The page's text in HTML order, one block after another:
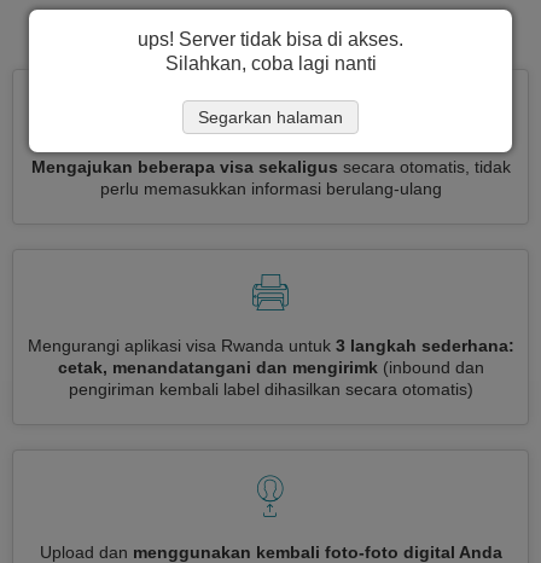
untuk visa ke Rwanda
Mengajukan beberapa visa sekaligus secara otomatis, tidak
perlu memasukkan informasi berulang-ulang
Mengurangi aplikasi visa Rwanda untuk 3 langkah sederhana:
cetak, menandatangani dan mengirimk (inbound dan
pengiriman kembali label dihasilkan secara otomatis)
Upload dan menggunakan kembali foto-foto digital Anda
ups! Server tidak bisa di akses.
Silahkan, coba lagi nanti
Segarkan halaman